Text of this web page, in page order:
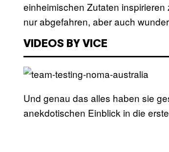
einheimischen Zutaten
nur abgefahren, aber auch
VIDEOS BY VICE
Und genau das alles haben sie
anekdotischen Einblick in die